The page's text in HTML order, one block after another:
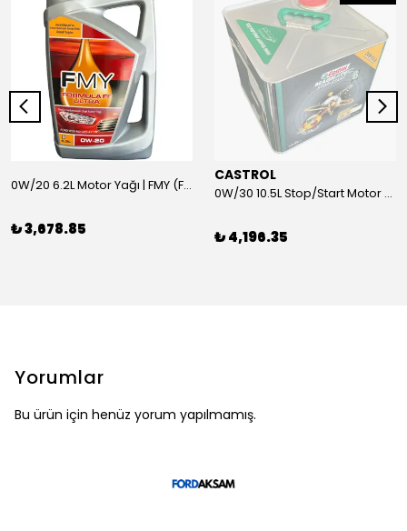
0W/20 6.2L Motor Yağı | FMY (Ford Motor Yağları)
₺ 3,678.85
CASTROL
0W/30 10.5L Stop/Start Motor Yağı | CASTROL
₺ 4,196.35
Yorumlar
Bu ürün için henüz yorum yapılmamış.